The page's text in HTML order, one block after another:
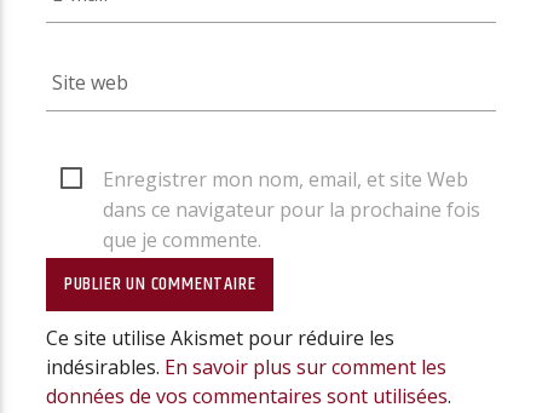
Enregistrer mon nom, email, et site Web
dans ce navigateur pour la prochaine fois
que je commente.
Ce site utilise Akismet pour réduire les
indésirables. En savoir plus sur comment les
données de vos commentaires sont utilisées.